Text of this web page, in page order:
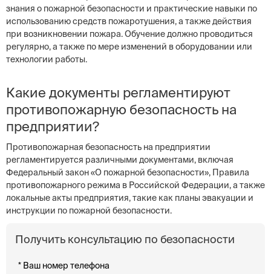
знания о пожарной безопасности и практические навыки по
использованию средств пожаротушения, а также действия
при возникновении пожара. Обучение должно проводиться
регулярно, а также по мере изменений в оборудовании или
технологии работы.
Какие документы регламентируют
противопожарную безопасность на
предприятии?
Противопожарная безопасность на предприятии
регламентируется различными документами, включая
Федеральный закон «О пожарной безопасности», Правила
противопожарного режима в Российской Федерации, а также
локальные акты предприятия, такие как планы эвакуации и
инструкции по пожарной безопасности.
Получить консультацию по безопасности